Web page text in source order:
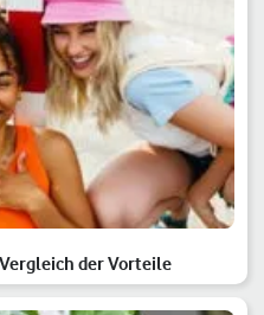
der Vorteile